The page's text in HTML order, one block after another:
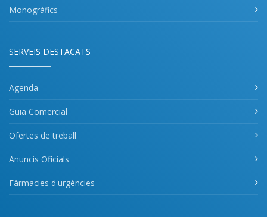
Monogràfics
SERVEIS DESTACATS
Agenda
Guia Comercial
Ofertes de treball
Anuncis Oficials
Fàrmacies d'urgències